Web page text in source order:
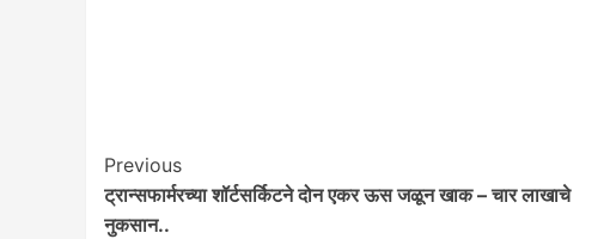
Post
Navigation
Previous
ट्रान्सफार्मरच्या शॉर्टसर्किटने दोन एकर ऊस जळून खाक – चार लाखाचे
नुकसान..